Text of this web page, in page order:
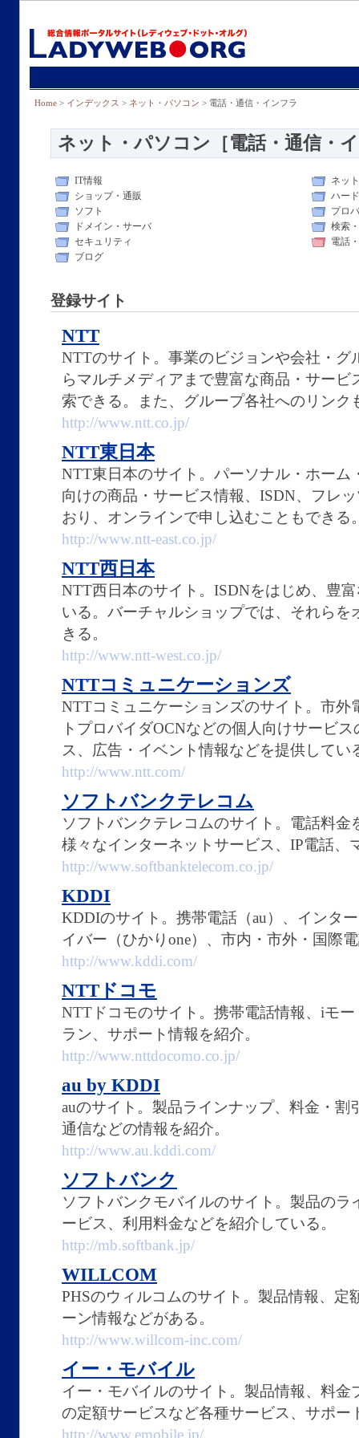
Home > インデックス > ネット・パソコン > 電話・通信・インフラ
ネット・パソコン［電話・通信・
IT情報
ネッ
ショップ・通販
ハー
ソフト
プロ
ドメイン・サーバ
検索
セキュリティ
電話
ブログ
登録サイト
NTT
NTTのサイト。事業のビジョンや会社・グ
らマルチメディアまで豊富な商品・サー
索できる。また、グループ各社へのリンク
http://www.ntt.co.jp/
NTT東日本
NTT東日本のサイト。パーソナル・ホーム
向けの商品・サービス情報、ISDN、フレ
おり、オンラインで申し込むこともできる
http://www.ntt-east.co.jp/
NTT西日本
NTT西日本のサイト。ISDNをはじめ、豊
いる。バーチャルショップでは、それら
きる。
http://www.ntt-west.co.jp/
NTTコミュニケーションズ
NTTコミュニケーションズのサイト。市外
トプロバイダOCNなどの個人向けサービ
ス、広告・イベント情報などを提供してい
http://www.ntt.com/
ソフトバンクテレコム
ソフトバンクテレコムのサイト。電話料
様々なインターネットサービス、IP電話、
http://www.softbanktelecom.co.jp/
KDDI
KDDIのサイト。携帯電話（au）、インタ
イバー（ひかりone）、市内・市外・国際
http://www.kddi.com/
NTTドコモ
NTTドコモのサイト。携帯電話情報、iモ
ラン、サポート情報を紹介。
http://www.nttdocomo.co.jp/
au by KDDI
auのサイト。製品ラインナップ、料金・割
通信などの情報を紹介。
http://www.au.kddi.com/
ソフトバンク
ソフトバンクモバイルのサイト。製品の
ービス、利用料金などを紹介している。
http://mb.softbank.jp/
WILLCOM
PHSのウィルコムのサイト。製品情報、定
ーン情報などがある。
http://www.willcom-inc.com/
イー・モバイル
イー・モバイルのサイト。製品情報、料
の定額サービスなど各種サービス、サポー
http://www.emobile.jp/